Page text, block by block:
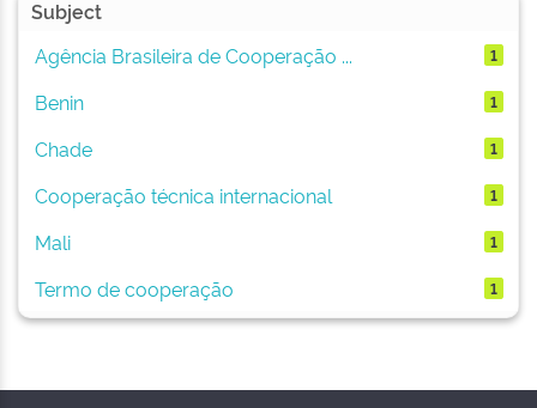
Subject
Agência Brasileira de Cooperação ...
1
Benin 1
Chade 1
Cooperação técnica internacional 1
Mali 1
Termo de cooperação 1